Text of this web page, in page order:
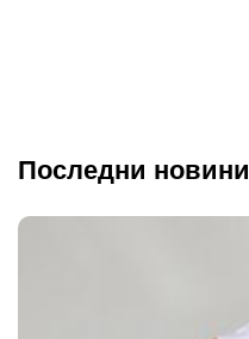
Последни новини